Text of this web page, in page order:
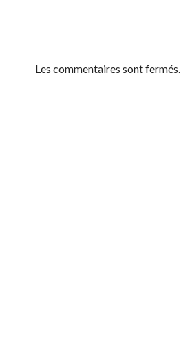
Les commentaires sont fermés.